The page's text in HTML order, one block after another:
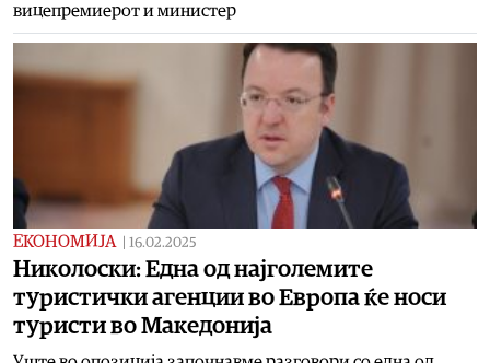
вицепремиерот и министер
ЕКОНОМИЈА 16.02.2025
Николоски: Една од најголемите
туристички агенции во Европа ќе носи
туристи во Македонија